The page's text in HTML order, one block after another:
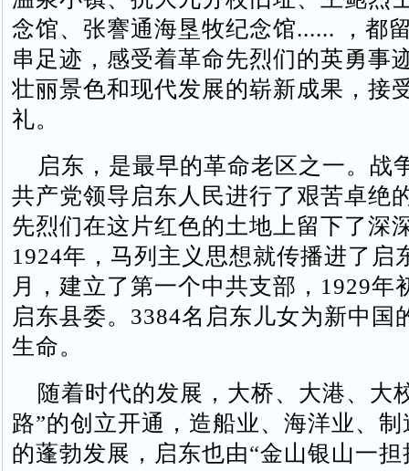
念馆、张謇通海垦牧纪念馆...... ，都
串足迹，感受着革命先烈们的英勇事
壮丽景色和现代发展的崭新成果，接
礼。
启东，是最早的革命老区之一。战
共产党领导启东人民进行了艰苦卓绝
先烈们在这片红色的土地上留下了深
1924年，马列主义思想就传播进了启
月，建立了第一个中共支部，1929年
启东县委。3384名启东儿女为新中国
生命。
随着时代的发展，大桥、大港、大
路”的创立开通，造船业、海洋业、
的蓬勃发展，启东也由“金山银山一